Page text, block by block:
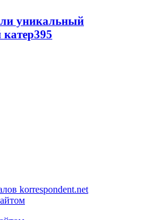
уникальный
395
korrespondent.net